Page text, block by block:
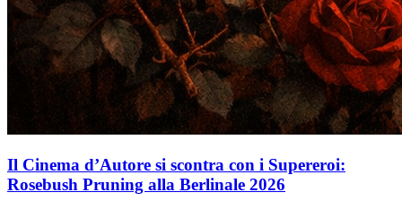
Il Cinema d’Autore si scontra con i Supereroi:
Rosebush Pruning alla Berlinale 2026